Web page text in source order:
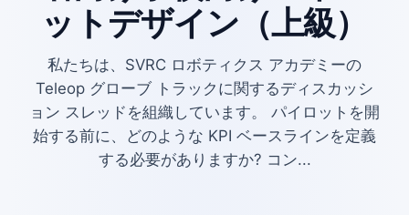
ットデザイン（上級）
私たちは、SVRC ロボティクス アカデミーの
Teleop グローブ トラックに関するディスカッシ
ョン スレッドを組織しています。 パイロットを開
始する前に、どのような KPI ベースラインを定義
する必要がありますか? コン...